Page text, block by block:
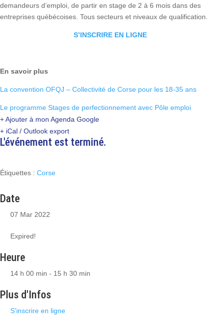
demandeurs d’emploi, de partir en stage de 2 à 6 mois dans des
entreprises québécoises. Tous secteurs et niveaux de qualification.
S’INSCRIRE EN LIGNE
En savoir plus
La convention OFQJ – Collectivité de Corse pour les 18-35 ans
Le programme Stages de perfectionnement avec Pôle emploi
+ Ajouter à mon Agenda Google
+ iCal / Outlook export
L'événement est terminé.
Étiquettes : Corse
Date
07 Mar 2022
Expired!
Heure
14 h 00 min - 15 h 30 min
Plus d'Infos
S'inscrire en ligne